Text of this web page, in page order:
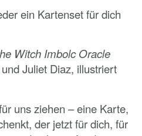
ein Kartenset für dich
Witch Imbolc Oracle
Juliet Diaz, illustriert
uns ziehen – eine Karte,
der jetzt für dich, für